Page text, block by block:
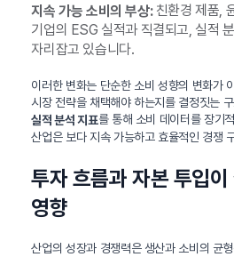
지속 가능 소비의 부상:친환경 제품,
기업의 ESG 실적과 직결되고, 실적
자리잡고 있습니다.
이러한 변화는 단순한 소비 성향의 변화가
시장 전략을 채택해야 하는지를 결정짓는
실적 분석 지표를 통해 소비 데이터를 장기
산업은 보다 지속 가능하고 효율적인 경쟁
투자 흐름과 자본 투입
영향
산업의 성장과 경쟁력은 생산과 소비의 균